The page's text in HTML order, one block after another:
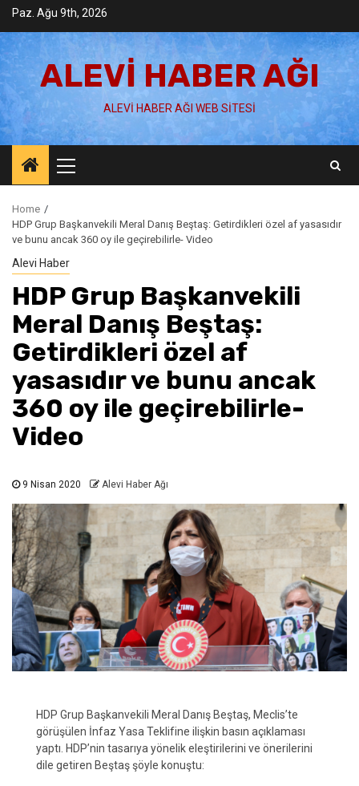
Skip
content
Paz. Ağu 9th, 2026
ALEVI HABER AĞI
ALEVI HABER AĞI WEB SITESI
Menu
Home
HDP Grup Başkanvekili Meral Danış Beştaş: Getirdikleri özel af yasasıdır
ve bunu ancak 360 oy ile geçirebilirle- Video
Alevi Haber
HDP Grup Başkanvekili
Meral Danış Beştaş:
Getirdikleri özel af
yasasıdır ve bunu ancak
360 oy ile geçirebilirle-
Video
9 Nisan 2020 Alevi Haber Ağı
HDP Grup Başkanvekili Meral Danış Beştaş, Meclis’te
görüşülen İnfaz Yasa Teklifine ilişkin basın açıklaması
yaptı. HDP’nin tasarıya yönelik eleştirilerini ve önerilerini
dile getiren Beştaş şöyle konuştu: